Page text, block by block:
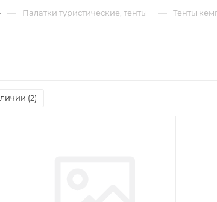
— Палатки туристические, тенты — Тенты
(2)